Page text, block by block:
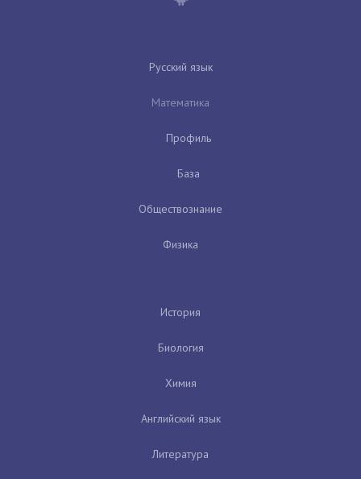
Русский язык
Математика
Профиль
База
Обществознание
Физика
История
Биология
Химия
Английский язык
Литература